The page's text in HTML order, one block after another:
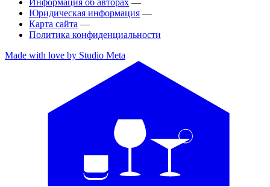
Юридическая информация —
Карта сайта —
Политика конфиденциальности
Made with love by Studio Meta